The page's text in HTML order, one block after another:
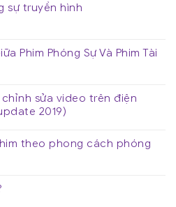
sự truyền hình
Phim Phóng Sự Và Phim Tài
sửa video trên điện
2019)
theo phong cách phóng